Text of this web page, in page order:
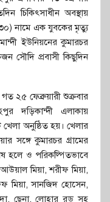
চিকিৎসাধীন অবস্থায়
নামে এক যুবকের মৃত্যু
ইউনিয়নের কুমারচর
সৌদি প্রবাসী কিছুদিন
গত ২৫ ফেব্রুয়ারী শুক্রবার
দড়িকান্দী এলাকায়
খেলা অনুষ্ঠিত হয়। খেলার
সঙ্গে কুমারচর গ্রামের
হলে ও পরিকল্পিতভাবে
আউয়াল মিয়া, শরীফ মিয়া,
মিয়া, সানজিদ হোসেন,
ছেনা, লোহার রড সহ